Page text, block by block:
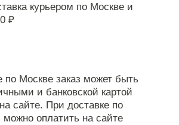
курьером по Москве и
₽
по Москве заказ может быть
и банковской картой
сайте. При доставке по
можно оплатить на сайте